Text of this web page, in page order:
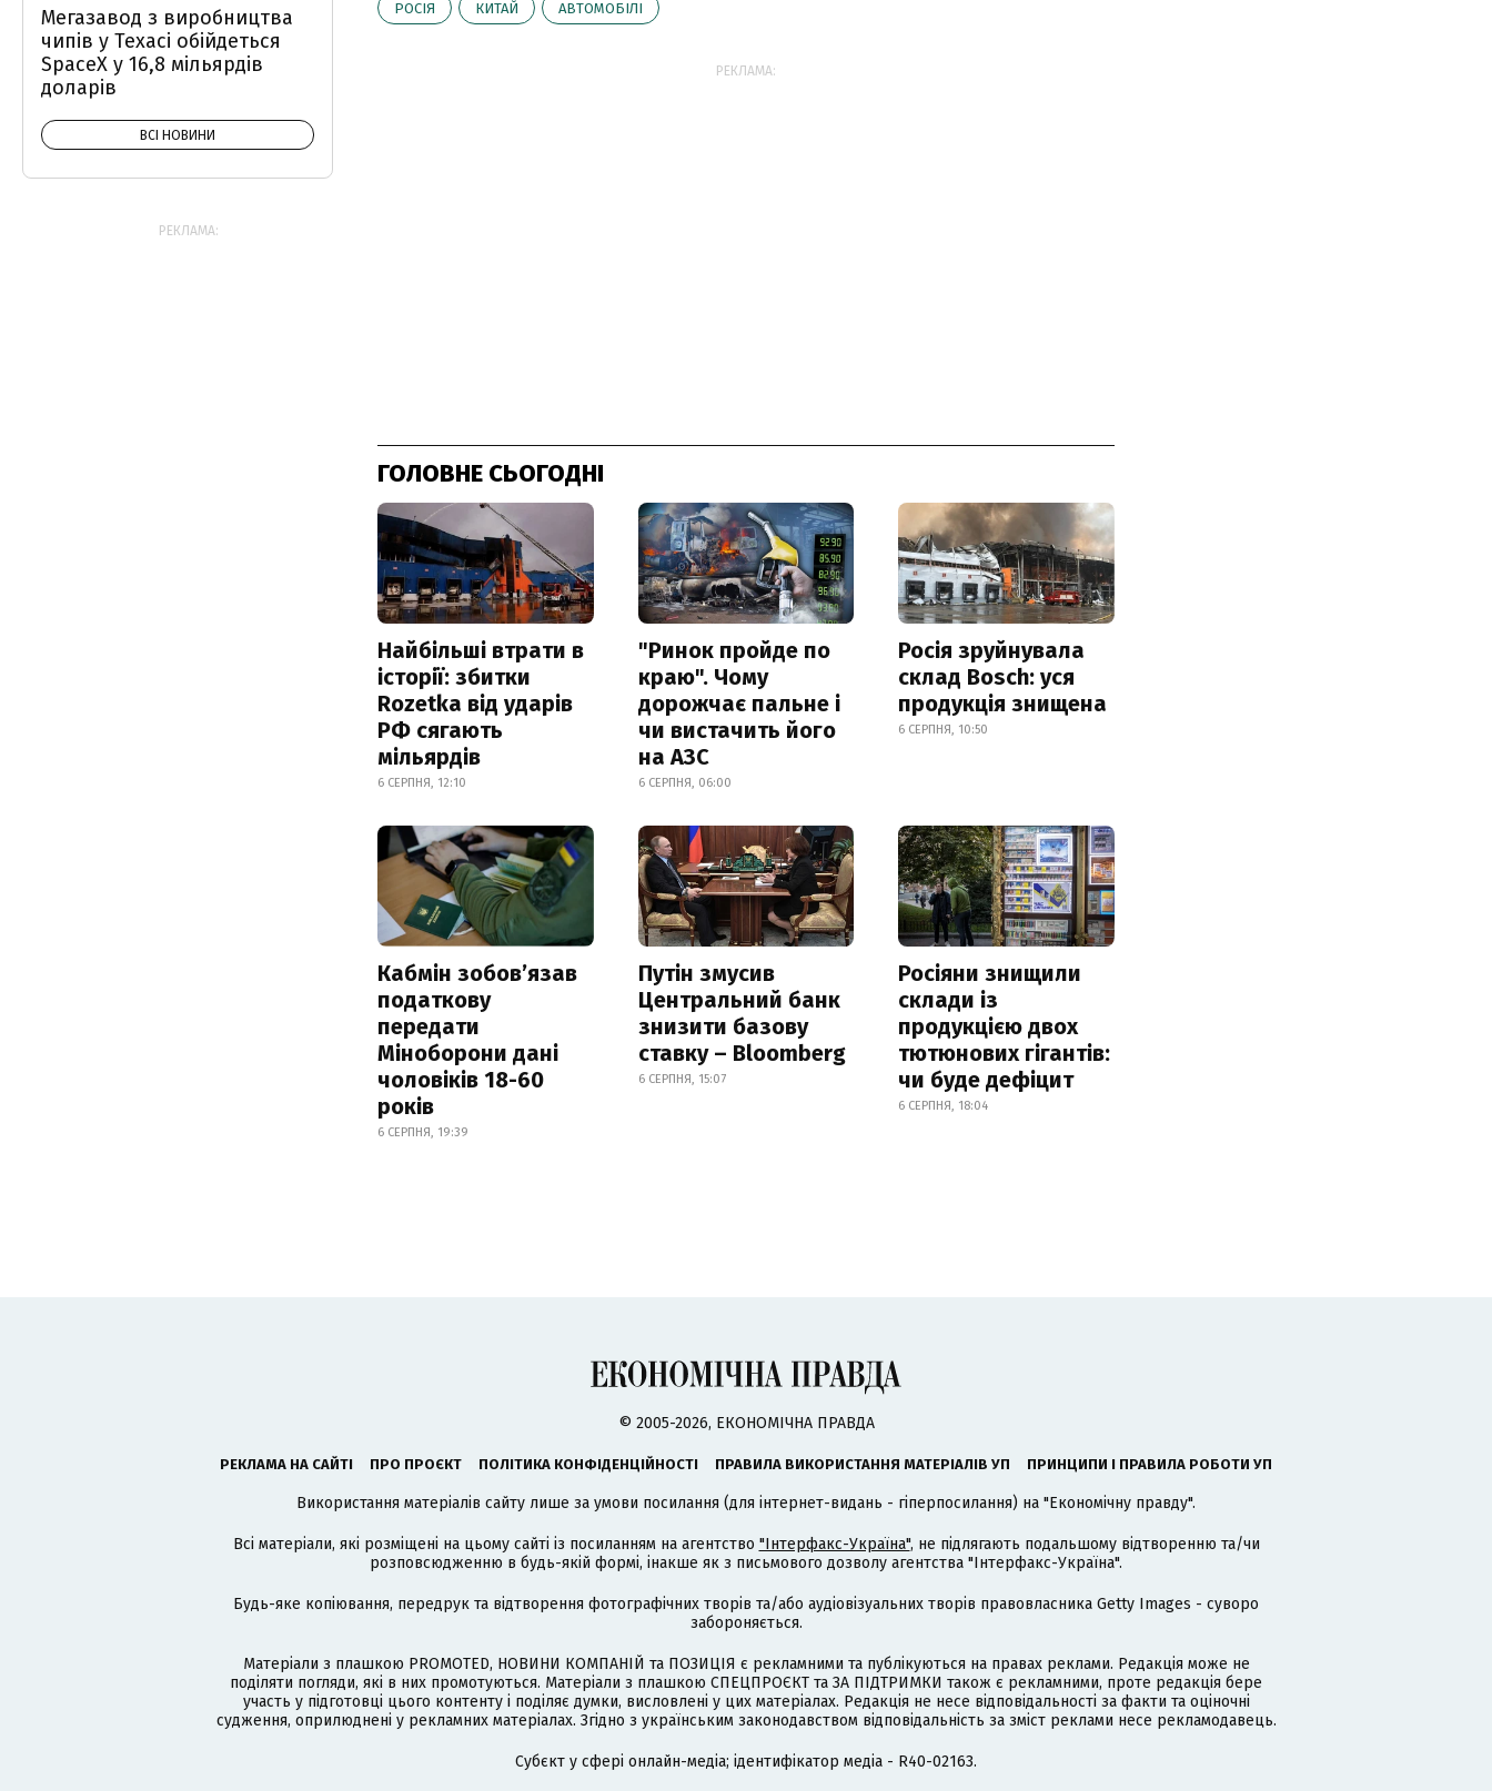
РОСІЯ КИТАЙ АВТОМОБІЛІ
РЕКЛАМА:
ГОЛОВНЕ СЬОГОДНІ
Найбільші втрати в
історії: збитки
Rozetka від ударів
РФ сягають
мільярдів
6 СЕРПНЯ, 12:10
"Ринок пройде по
краю". Чому
дорожчає пальне і
чи вистачить його
на АЗС
6 СЕРПНЯ, 06:00
Росія зруйнувала
склад Bosch: уся
продукція знищена
6 СЕРПНЯ, 10:50
Кабмін зобовʼязав
податкову
передати
Міноборони дані
чоловіків 18-60
років
6 СЕРПНЯ, 19:39
Путін змусив
Центральний банк
знизити базову
ставку – Bloomberg
6 СЕРПНЯ, 15:07
Росіяни знищили
склади із
продукцією двох
тютюнових гігантів:
чи буде дефіцит
6 СЕРПНЯ, 18:04
Мегазавод з виробництва
чипів у Техасі обійдеться
SpaceX у 16,8 мільярдів
доларів
ВСІ НОВИНИ
РЕКЛАМА:
© 2005-2026, ЕКОНОМІЧНА ПРАВДА
РЕКЛАМА НА САЙТІ ПРО ПРОЄКТ ПОЛІТИКА КОНФІДЕНЦІЙНОСТІ ПРАВИЛА ВИКОРИСТАННЯ МАТЕРІАЛІВ УП ПРИНЦИПИ І ПРАВИЛА РОБОТИ УП
Використання матеріалів сайту лише за умови посилання (для інтернет-видань - гіперпосилання) на "Економічну правду".
Всі матеріали, які розміщені на цьому сайті із посиланням на агентство "Інтерфакс-Україна", не підлягають подальшому відтворенню та/чи
розповсюдженню в будь-якій формі, інакше як з письмового дозволу агентства "Інтерфакс-Україна".
Будь-яке копіювання, передрук та відтворення фотографічних творів та/або аудіовізуальних творів правовласника Getty Images - суворо
забороняється.
Матеріали з плашкою PROMOTED, НОВИНИ КОМПАНІЙ та ПОЗИЦІЯ є рекламними та публікуються на правах реклами. Редакція може не
поділяти погляди, які в них промотуються. Матеріали з плашкою СПЕЦПРОЄКТ та ЗА ПІДТРИМКИ також є рекламними, проте редакція бере
участь у підготовці цього контенту і поділяє думки, висловлені у цих матеріалах. Редакція не несе відповідальності за факти та оціночні
судження, оприлюднені у рекламних матеріалах. Згідно з українським законодавством відповідальність за зміст реклами несе рекламодавець.
Cубєкт у сфері онлайн-медіа; ідентифікатор медіа - R40-02163.